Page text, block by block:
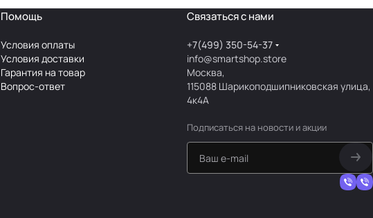
Помощь
Условия оплаты
Условия доставки
Гарантия на товар
Вопрос-ответ
Связаться с нами
+7(499) 350-54-37
info@smartshop.store
Москва,
115088 Шарикоподшипниковская улица,
4к4А
Подписаться на новости и акции